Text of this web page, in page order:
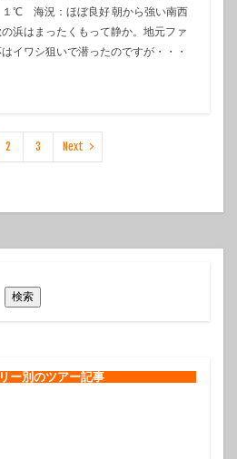
℃ 海況：ほぼ良好 朝から強い南西
浜はまったくもって静か。地元ファ
イワシ狙いで潜ったのですが・・・
2 3 Next
検索
ー別のツアー記事